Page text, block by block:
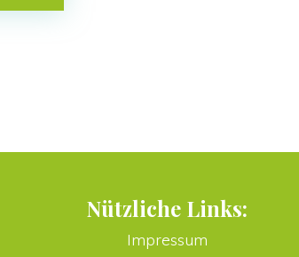
Nützliche Links:
Impressum